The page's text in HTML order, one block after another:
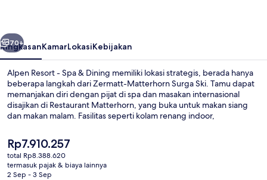
Dining
Berikutnya
70+
RingkasanKamarLokasiKebijakan
Alpen Resort - Spa & Dining memiliki lokasi strategis, berada hanya
beberapa langkah dari Zermatt-Matterhorn Surga Ski. Tamu dapat
memanjakan diri dengan pijat di spa dan masakan internasional
disajikan di Restaurant Matterhorn, yang buka untuk makan siang
dan makan malam. Fasilitas seperti kolam renang indoor,
traveler terkesan dengan staf.
Harga
saat
ini
Rp7.910.257
Rp7.910.257
total Rp8.388.620
termasuk pajak & biaya lainnya
2 Sep - 3 Sep